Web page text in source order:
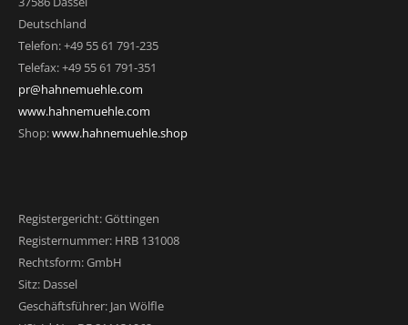
Deutschland
Telefon: +49 55 61 791-235
Telefax: +49 55 61 791-351
pr@hahnemuehle.com
www.hahnemuehle.com
Shop:www.hahnemuehle.shop
Registergericht: Göttingen
Registernummer: HRB 131008
Rechtsform: GmbH
Sitz: Dassel
Geschäftsführer: Jan Wölfle